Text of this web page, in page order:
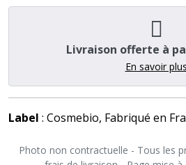
Livraison offerte à
En savoir plus
Label : Cosmebio, Fabriqué en
Photo non contractuelle - Tous les